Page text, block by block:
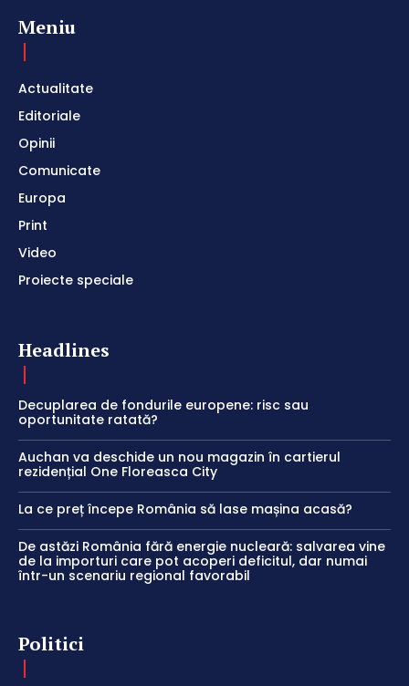
Meniu
Actualitate
Editoriale
Opinii
Comunicate
Europa
Print
Video
Proiecte speciale
Headlines
Decuplarea de fondurile europene: risc sau
oportunitate ratată?
Auchan va deschide un nou magazin în cartierul
rezidențial One Floreasca City
La ce preț începe România să lase mașina acasă?
De astăzi România fără energie nucleară: salvarea vine
de la importuri care pot acoperi deficitul, dar numai
într-un scenariu regional favorabil
Politici